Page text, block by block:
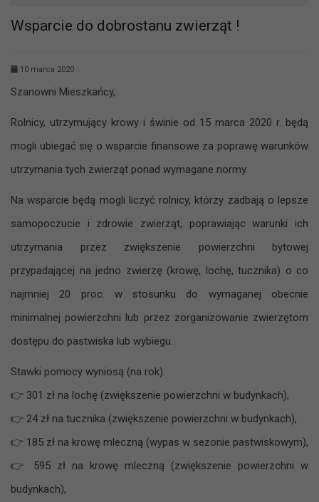
Wsparcie do dobrostanu zwierząt !
10 marca 2020
Szanowni Mieszkańcy,
Rolnicy, utrzymujący krowy i świnie od 15 marca 2020 r. będą
mogli ubiegać się o wsparcie finansowe za poprawę warunków
utrzymania tych zwierząt ponad wymagane normy.
Na wsparcie będą mogli liczyć rolnicy, którzy zadbają o lepsze
samopoczucie i zdrowie zwierząt, poprawiając warunki ich
utrzymania przez zwiększenie powierzchni bytowej
przypadającej na jedno zwierzę (krowę, lochę, tucznika) o co
najmniej 20 proc. w stosunku do wymaganej obecnie
minimalnej powierzchni lub przez zorganizowanie zwierzętom
dostępu do pastwiska lub wybiegu.
Stawki pomocy wyniosą (na rok):
👉 301 zł na lochę (zwiększenie powierzchni w budynkach),
👉 24 zł na tucznika (zwiększenie powierzchni w budynkach),
👉 185 zł na krowę mleczną (wypas w sezonie pastwiskowym),
👉
595 zł na krowę mleczną (zwiększenie powierzchni w
budynkach),